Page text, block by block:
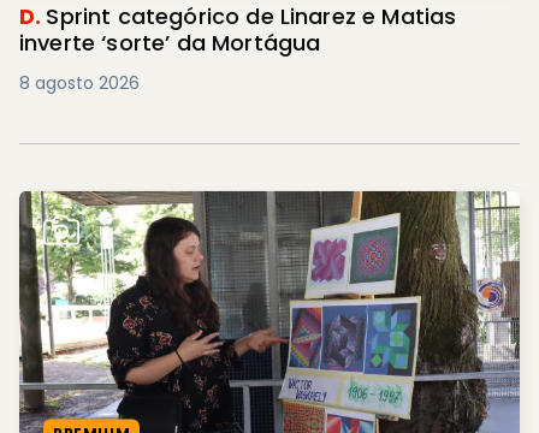
D. Sprint categórico de Linarez e Matias
inverte ‘sorte’ da Mortágua
8 agosto 2026